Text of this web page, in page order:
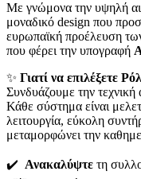
Με γνώμονα την υψηλή
μοναδικό design που
ευρωπαϊκή προέλευση
που φέρει την υπογραφή
✨ Γιατί να επιλέξετε
Συνδυάζουμε την τεχνική
Κάθε σύστημα είναι
λειτουργία, εύκολη
μεταμορφώνει την
✔️ Ανακαλύψτε τη